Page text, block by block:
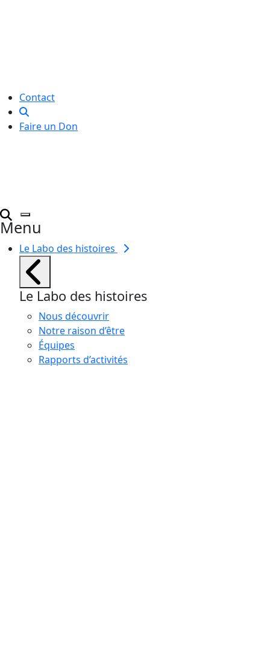
Contact
Faire un Don
Menu
Le Labo des histoires
Le Labo des histoires
Nous découvrir
Notre raison d’être
Équipes
Rapports d’activités